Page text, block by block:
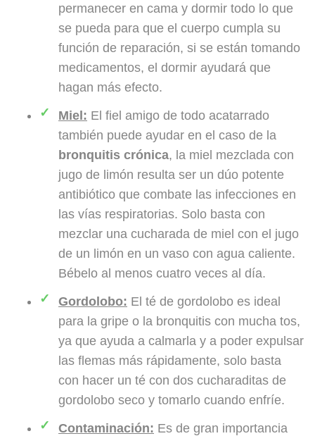
permanecer en cama y dormir todo lo que
se pueda para que el cuerpo cumpla su
función de reparación, si se están tomando
medicamentos, el dormir ayudará que
hagan más efecto.
Miel: El fiel amigo de todo acatarrado
también puede ayudar en el caso de la
bronquitis crónica, la miel mezclada con
jugo de limón resulta ser un dúo potente
antibiótico que combate las infecciones en
las vías respiratorias. Solo basta con
mezclar una cucharada de miel con el jugo
de un limón en un vaso con agua caliente.
Bébelo al menos cuatro veces al día.
Gordolobo: El té de gordolobo es ideal
para la gripe o la bronquitis con mucha tos,
ya que ayuda a calmarla y a poder expulsar
las flemas más rápidamente, solo basta
con hacer un té con dos cucharaditas de
gordolobo seco y tomarlo cuando enfríe.
Contaminación: Es de gran importancia